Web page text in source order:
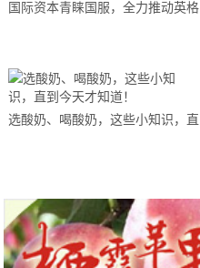
国际资本青睐国服，全力推动英格
选酸奶、喝酸奶，这些小知识，直